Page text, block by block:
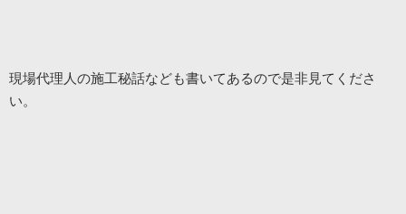
現場代理人の施工秘話なども書いてあるので是非見てくださ
い。